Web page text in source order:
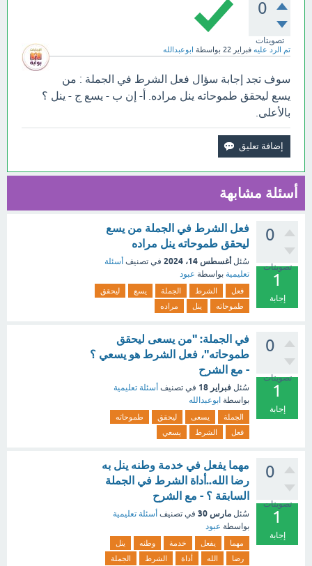
0
تصويتات
تم الرد عليه فبراير 22 بواسطة ابوعبدالله
سوف تجد إجابة سؤال فعل الشرط في الجملة : من
يسع ليحقق طموحاته ينل مراده. أ- إن ب - يسع ج - ينل ؟
بالأعلى.
أسئلة مشابهة
0
تصويتات
1
إجابة
فعل الشرط في الجملة من يسع
ليحقق طموحاته ينل مراده
سُئل أغسطس 14، 2024 في تصنيف أسئلة
تعليمية بواسطة عبود
فعل الشرط الجملة يسع
ليحقق
طموحاته
ينل مراده
0
تصويتات
1
إجابة
في الجملة: "من يسعى ليحقق
طموحاته"، فعل الشرط هو يسعي ؟
- مع الشرح
سُئل فبراير 18 في تصنيف أسئلة تعليمية
بواسطة ابوعبدالله
الجملة يسعى ليحقق
طموحاته
فعل
الشرط يسعي
0
تصويتات
1
إجابة
مهما يفعل في خدمة وطنه ينل به
رضا الله..أداة الشرط في الجملة
السابقة ؟ - مع الشرح
سُئل مارس 30 في تصنيف أسئلة تعليمية
بواسطة عبود
مهما يفعل خدمة وطنه
ينل
رضا
الله أداة الشرط
الجملة